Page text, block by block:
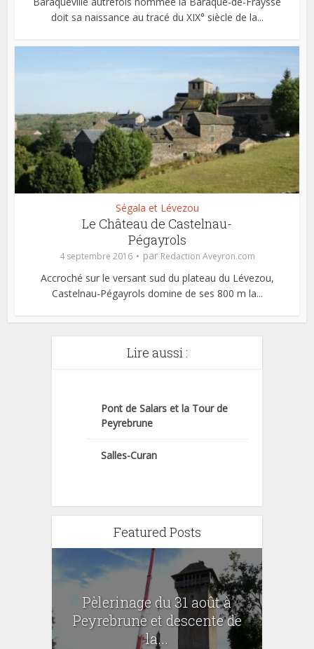
doit sa naissance au tracé du XIX° siècle de la...
Ségala et Lévezou
Le Château de Castelnau-
Pégayrols
4 septembre 2016 par Redaction Aveyron.com
Accroché sur le versant sud du plateau du Lévezou,
Castelnau-Pégayrols domine de ses 800 m la...
Lire aussi :
Pont de Salars et la Tour de
Peyrebrune
Salles-Curan
Featured Posts
Pèlerinage du 31 août à
Peyrebrune et descente de
la...